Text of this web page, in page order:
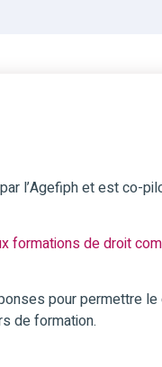
l’Agefiph et est co-
formations de droit
pour permettre
de formation.